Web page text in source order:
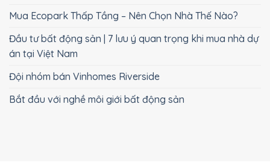
Mua Ecopark Thấp Tầng – Nên Chọn Nhà Thế Nào?
Đầu tư bất động sản | 7 lưu ý quan trọng khi mua nhà dự
án tại Việt Nam
Đội nhóm bán Vinhomes Riverside
Bắt đầu với nghề môi giới bất động sản